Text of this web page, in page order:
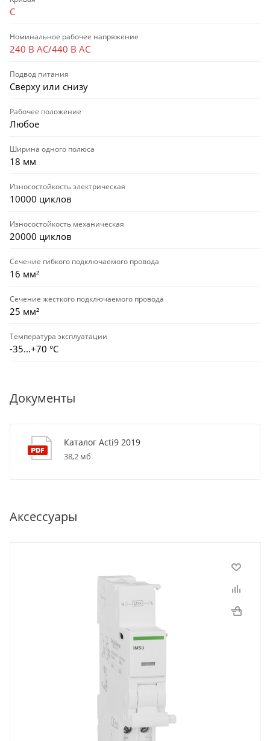
C
Номинальное рабочее напряжение
240 В AC/440 В AC
Подвод питания
Сверху или снизу
Рабочее положение
Любое
Ширина одного полюса
18 мм
Износостойкость электрическая
10000 циклов
Износостойкость механическая
20000 циклов
Сечение гибкого подключаемого провода
16 мм²
Сечение жёсткого подключаемого провода
25 мм²
Температура эксплуатации
-35...+70 °С
Документы
Каталог Acti9 2019
38,2 мб
Аксессуары